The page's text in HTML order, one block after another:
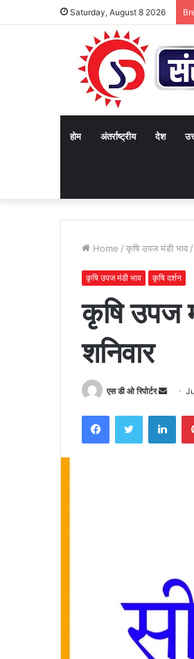
Saturday, August 8 2026
होम अंतर्राष्ट्रीय देश
Home / कृषि उपज मंडी भाव /
कृषि उपज मंडी भाव कृषि दर्शन
कृषि उपज
शनिवार
एस डी ओ रिपोर्टर
Send
FacebookTwitter